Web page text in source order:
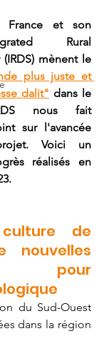
France et son
Rural
mènent le
plus juste et
dalit" dans le
nous fait
sur l'avancée
Voici un
réalisés en
de
nouvelles
pour
du Sud-Ouest
dans la région